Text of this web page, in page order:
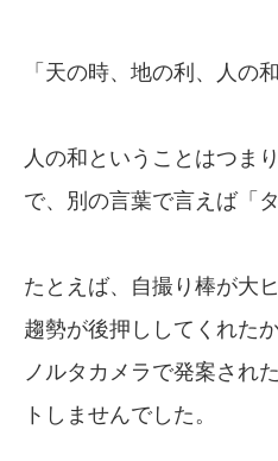
「天の時、地の利、人の
人の和ということはつま
で、別の言葉で言えば「
たとえば、自撮り棒が大
趨勢が後押ししてくれた
ノルタカメラで発案され
トしませんでした。